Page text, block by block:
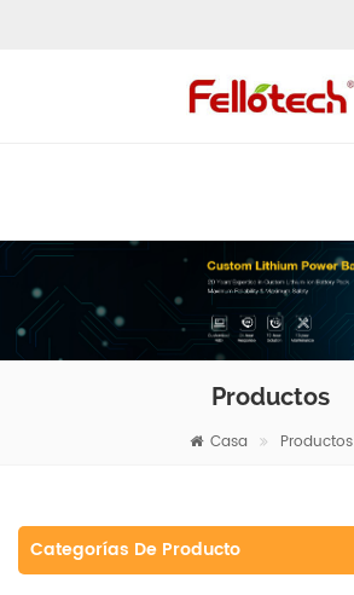
Productos
Casa Productos
Categorías De Producto